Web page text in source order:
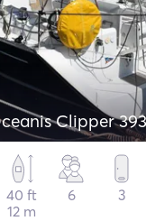
Clipper 393
40 ft
12 m
6 3